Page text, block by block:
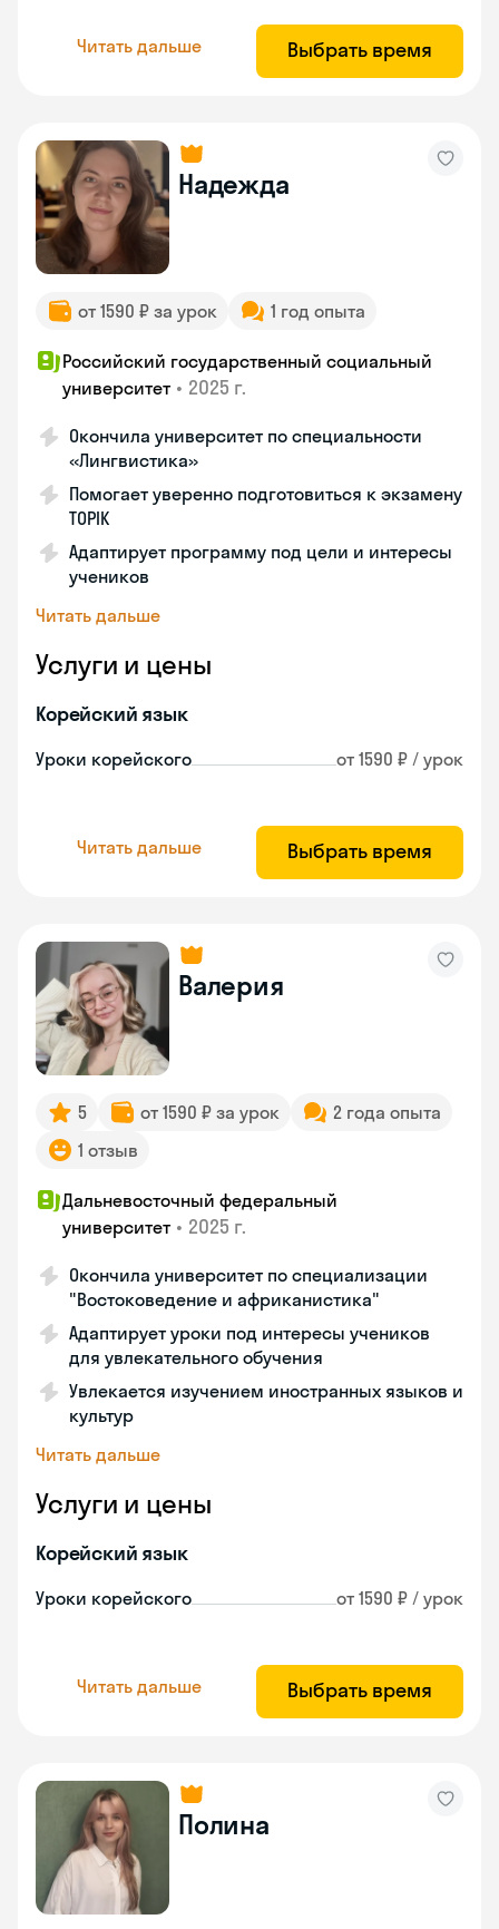
Читать дальше Выбрать время
Надежда
от 1590 ₽ за урок 1 год опыта
Российский государственный социальный
университет • 2025 г.
Окончила университет по специальности
«Лингвистика»
Помогает уверенно подготовиться к экзамену
TOPIK
Адаптирует программу под цели и интересы
учеников
Читать дальше
Услуги и цены
Корейский язык
Уроки корейского от 1590 ₽ / урок
Читать дальше Выбрать время
Валерия
5 от 1590 ₽ за урок
2 года опыта
1 отзыв
Дальневосточный федеральный
университет • 2025 г.
Окончила университет по специализации
"Востоковедение и африканистика"
Адаптирует уроки под интересы учеников
для увлекательного обучения
Увлекается изучением иностранных языков и
культур
Читать дальше
Услуги и цены
Корейский язык
Уроки корейского от 1590 ₽ / урок
Читать дальше Выбрать время
Полина